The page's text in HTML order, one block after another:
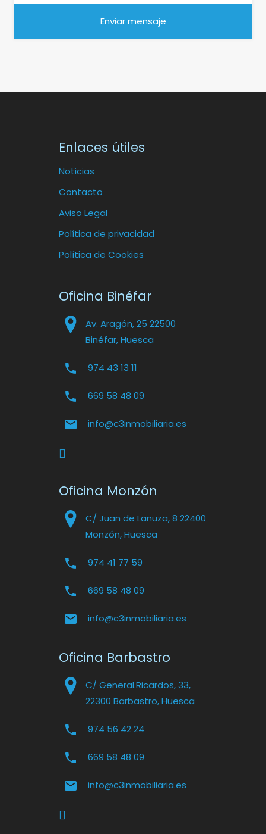
Enlaces útiles
Noticias
Contacto
Aviso Legal
Política de privacidad
Política de Cookies
Oficina Binéfar
Av. Aragón, 25 22500
Binéfar, Huesca
974 43 13 11
669 58 48 09
info@c3inmobiliaria.es
Oficina Monzón
C/ Juan de Lanuza, 8 22400
Monzón, Huesca
974 41 77 59
669 58 48 09
info@c3inmobiliaria.es
Oficina Barbastro
C/ General.Ricardos, 33,
22300 Barbastro, Huesca
974 56 42 24
669 58 48 09
info@c3inmobiliaria.es